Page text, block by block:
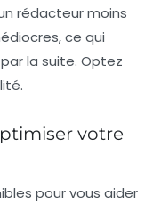
rédacteur moins
ce qui
la suite. Optez
votre
pour vous aider